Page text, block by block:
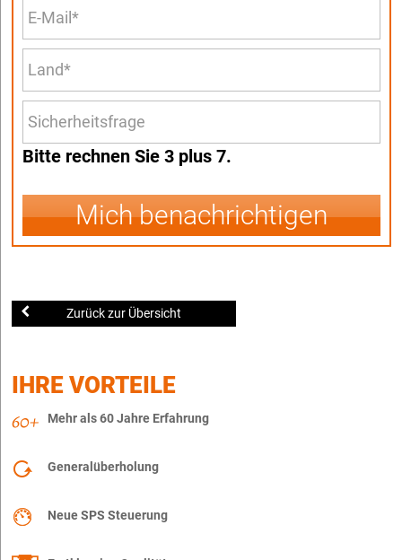
Bitte rechnen Sie 3 plus 7.
Mich benachrichtigen
Zurück zur Übersicht
IHRE VORTEILE
Mehr als 60 Jahre Erfahrung
Generalüberholung
Neue SPS Steuerung